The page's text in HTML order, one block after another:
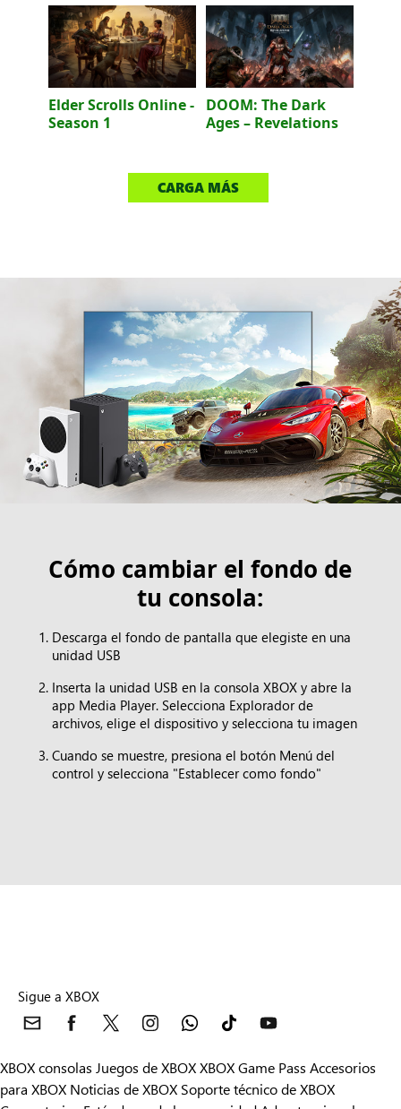
Elder Scrolls Online -
Season 1
DOOM: The Dark
Ages – Revelations
CARGA MÁS
Cómo cambiar el fondo de
tu consola:
Descarga el fondo de pantalla que elegiste en una
unidad USB
Inserta la unidad USB en la consola XBOX y abre la
app Media Player. Selecciona Explorador de
archivos, elige el dispositivo y selecciona tu imagen
Cuando se muestre, presiona el botón Menú del
control y selecciona "Establecer como fondo"
Sigue a XBOX
XBOX consolas Juegos de XBOXXBOX Game Pass Accesorios
para XBOX Noticias de XBOX Soporte técnico de XBOX